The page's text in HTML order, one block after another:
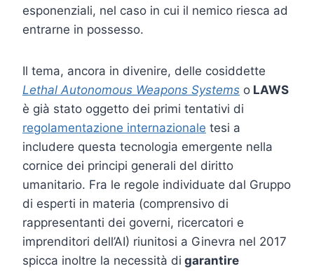
esponenziali, nel caso in cui il nemico riesca ad
entrarne in possesso.
Il tema, ancora in divenire, delle cosiddette
Lethal Autonomous Weapons Systems o LAWS
è già stato oggetto dei primi tentativi di
regolamentazione internazionale tesi a
includere questa tecnologia emergente nella
cornice dei principi generali del diritto
umanitario. Fra le regole individuate dal Gruppo
di esperti in materia (comprensivo di
rappresentanti dei governi, ricercatori e
imprenditori dell’AI) riunitosi a Ginevra nel 2017
spicca inoltre la necessità di garantire